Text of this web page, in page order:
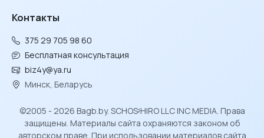
Контакты
375 29 705 98 60
Бесплатная консультация
biz4y@ya.ru
Минск, Беларусь
©2005 - 2026 Bagb.by. SCHOSᶳHIRO LLC INC MEDIA. Права
защищены. Материалы сайта охраняются законом об
авторском праве. При использовании материалов сайта